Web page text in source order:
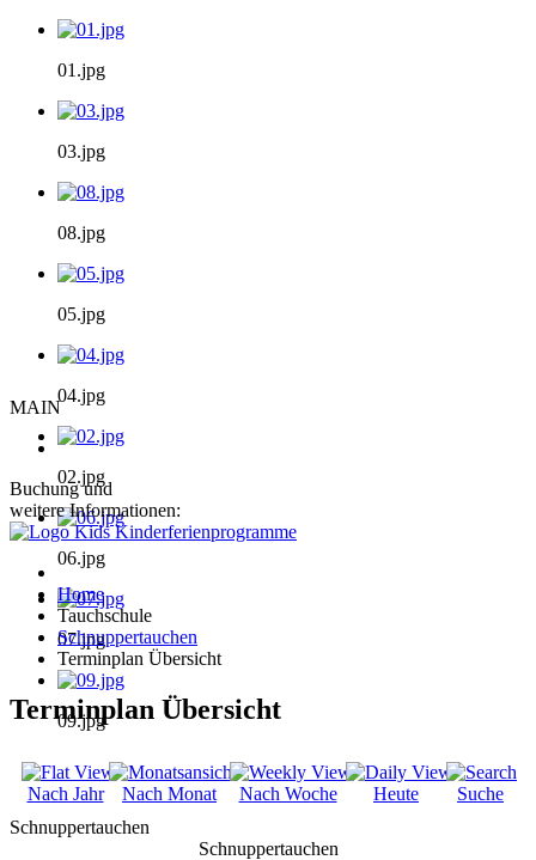
01.jpg
03.jpg
08.jpg
05.jpg
04.jpg
02.jpg
06.jpg
07.jpg
09.jpg
MAIN
Buchung und
weitere Informationen:
Home
Tauchschule
Schnuppertauchen
Terminplan Übersicht
Terminplan Übersicht
Nach Jahr Nach Monat Nach Woche Heute
Suche
Schnuppertauchen
Schnuppertauchen